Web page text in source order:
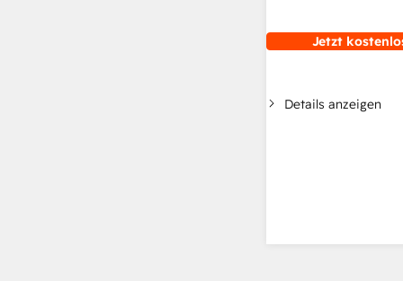
Jetzt
Details anzeigen